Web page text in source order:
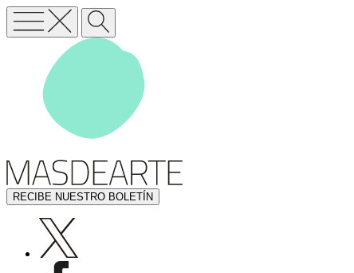
RECIBE NUESTRO BOLETÍN